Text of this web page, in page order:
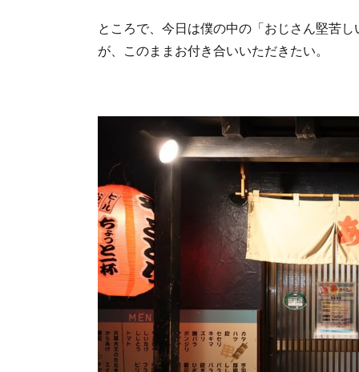
ところで、今日は僕の中の「おじさん堅苦
が、このままお付き合いいただきたい。